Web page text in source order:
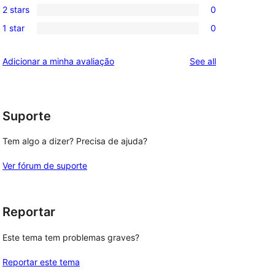
review
star
reviews
3-
star
0
2-
reviews
2 stars 0
0
star
1 star 0
Adicionar a minha avaliação See allreviews
Suporte
Tem algo a dizer? Precisa de ajuda?
Ver fórum de suporte
Reportar
Este tema tem problemas graves?
Reportar este tema